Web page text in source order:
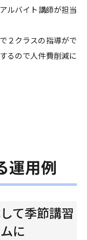
ルバイト講師が担当
２クラスの指導がで
るので人件費削減に
運用例
て季節講習
に